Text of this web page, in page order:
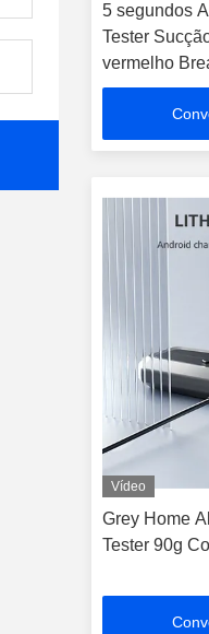
5 segundos
Tester
vermelho
Vídeo
Grey Home
Tester 90g